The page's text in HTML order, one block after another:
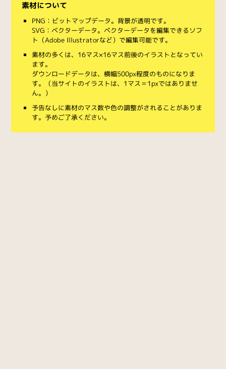
素材について
PNG：ビットマップデータ。背景が透明です。
SVG：ベクターデータ。ベクターデータを編集できるソフ
ト（Adobe Illustratorなど）で編集可能です。
素材の多くは、16マス×16マス前後のイラストとなってい
ます。
ダウンロードデータは、横幅500px程度のものになりま
す。（当サイトのイラストは、1マス＝1pxではありませ
ん。）
予告なしに素材のマス数や色の調整がされることがありま
す。予めご了承ください。